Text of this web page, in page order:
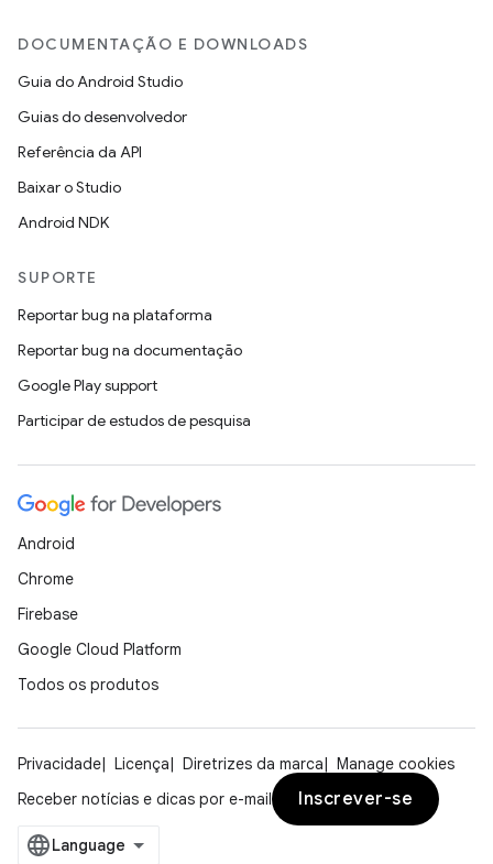
DOCUMENTAÇÃO E DOWNLOADS
Guia do Android Studio
Guias do desenvolvedor
Referência da API
Baixar o Studio
Android NDK
SUPORTE
Reportar bug na plataforma
Reportar bug na documentação
Google Play support
Participar de estudos de pesquisa
Android
Chrome
Firebase
Google Cloud Platform
Todos os produtos
Privacidade Licença Diretrizes da marca
Manage cookies
Receber notícias e dicas por e-mail
Inscrever-se